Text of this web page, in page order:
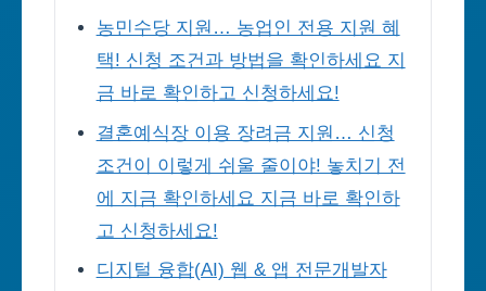
농민수당 지원… 농업인 전용 지원 혜
택! 신청 조건과 방법을 확인하세요 지
금 바로 확인하고 신청하세요!
결혼예식장 이용 장려금 지원… 신청
조건이 이렇게 쉬울 줄이야! 놓치기 전
에 지금 확인하세요 지금 바로 확인하
고 신청하세요!
디지털 융합(AI) 웹 & 앱 전문개발자